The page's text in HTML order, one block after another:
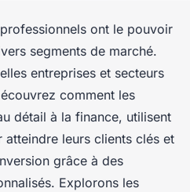
ont le pouvoir
segments de marché.
entreprises et secteurs
comment les
détail à la finance, utilisent
leurs clients clés et
grâce à des
Explorons les